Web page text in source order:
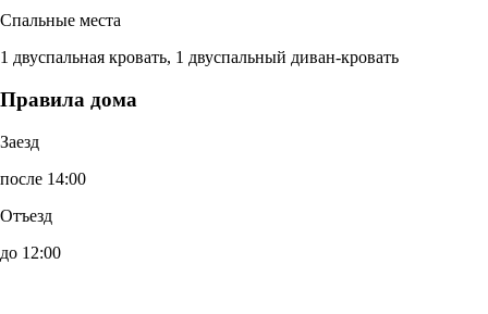
Спальные места
1 двуспальная кровать, 1 двуспальный диван-кровать
Правила дома
Заезд
после 14:00
Отъезд
до 12:00